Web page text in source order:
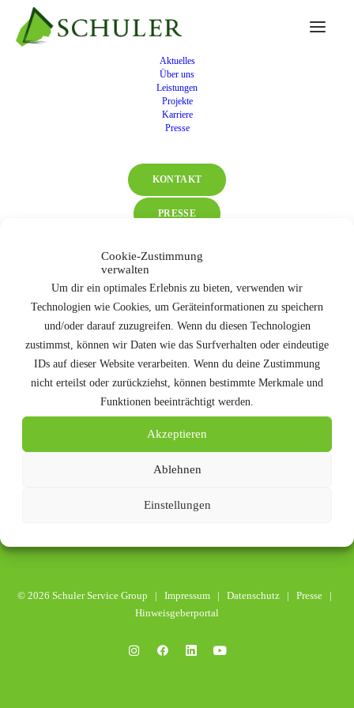
Cookie-Zustimmung
verwalten
Um dir ein optimales Erlebnis zu bieten, verwenden wir
Technologien wie Cookies, um Geräteinformationen zu speichern
und/oder darauf zuzugreifen. Wenn du diesen Technologien
zustimmst, können wir Daten wie das Surfverhalten oder eindeutige
IDs auf dieser Website verarbeiten. Wenn du deine Zustimmung
nicht erteilst oder zurückziehst, können bestimmte Merkmale und
Funktionen beeinträchtigt werden.
Akzeptieren
Ablehnen
Einstellungen
Aktuelles
Über uns
Leistungen
Projekte
Karriere
Presse
KONTAKT
PRESSE
Strukturkrise in der Bauwirtschaft, Abbau von
Arbeitsplätzen, 85 Mitarbeitende
© 2026 Schuler Service Group | Impressum | Datenschutz | Presse |
Hinweisgeberportal